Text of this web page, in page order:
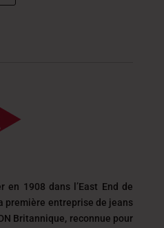
en 1908 dans l’East End de
première entreprise de jeans
Britannique, reconnue pour